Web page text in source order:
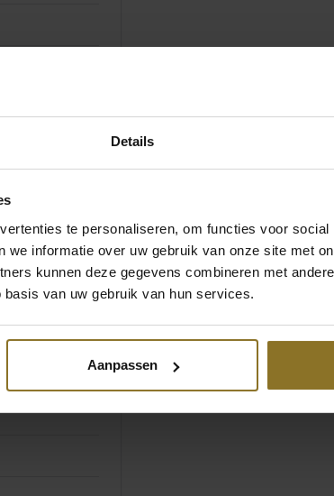
Details
te personaliseren, om functies voor social
we informatie over uw gebruik van onze site met
kunnen deze gegevens combineren met
van uw gebruik van hun services.
Aanpassen